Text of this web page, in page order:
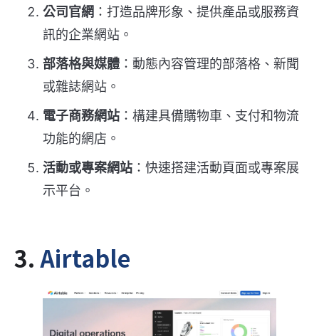
公司官網 ：打造品牌形象、提供產品或服務資
訊的企業網站。
部落格與媒體 ：動態內容管理的部落格、新聞
或雜誌網站。
電子商務網站 ：構建具備購物車、支付和物流
功能的網店。
活動或專案網站 ：快速搭建活動頁面或專案展
示平台。
3.Airtable